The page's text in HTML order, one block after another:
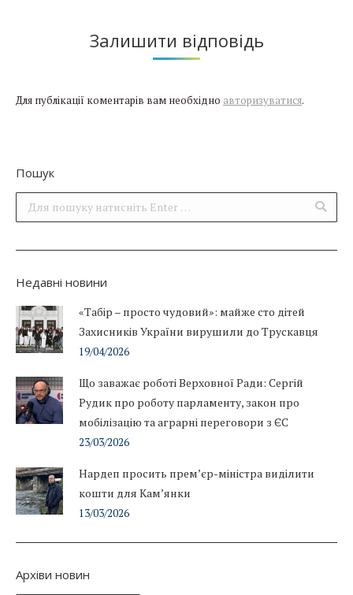
Залишити відповідь
Для публікації коментарів вам необхідно авторизуватися.
Пошук
Поиск:
Недавні новини
«Табір – просто чудовий»: майже сто дітей
Захисників України вирушили до Трускавця
19/04/2026
Що заважає роботі Верховної Ради: Сергій
Рудик про роботу парламенту, закон про
мобілізацію та аграрні переговори з ЄС
23/03/2026
Нардеп просить прем’єр-міністра виділити
кошти для Кам’янки
13/03/2026
Архіви новин